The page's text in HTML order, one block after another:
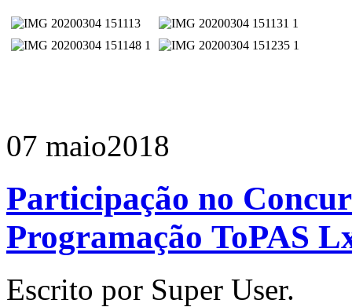
07 maio2018
Participação no
Programação ToPAS
Escrito por Super User.